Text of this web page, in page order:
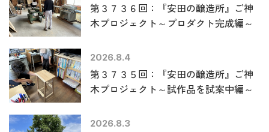
第３７３６回：『安田の醸造所』ご神
木プロジェクト～プロダクト完成編～
2026.8.4
第３７３５回：『安田の醸造所』ご神
木プロジェクト～試作品を試案中編～
2026.8.3